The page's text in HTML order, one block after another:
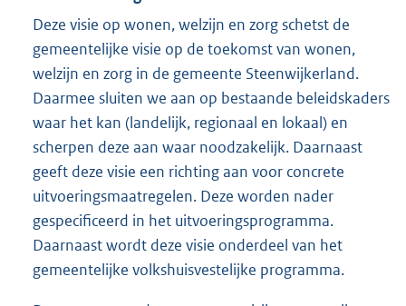
Deze visie op wonen, welzijn en zorg schetst de
gemeentelijke visie op de toekomst van wonen,
welzijn en zorg in de gemeente Steenwijkerland.
Daarmee sluiten we aan op bestaande beleidskaders
waar het kan (landelijk, regionaal en lokaal) en
scherpen deze aan waar noodzakelijk. Daarnaast
geeft deze visie een richting aan voor concrete
uitvoeringsmaatregelen. Deze worden nader
gespecificeerd in het uitvoeringsprogramma.
Daarnaast wordt deze visie onderdeel van het
gemeentelijke volkshuisvestelijke programma.